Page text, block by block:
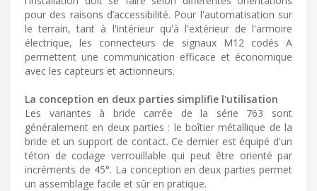
pour des raisons d’accessibilité. Pour l'automatisation sur
le terrain, tant à l'intérieur qu'à l'extérieur de l'armoire
électrique, les connecteurs de signaux M12 codés A
permettent une communication efficace et économique
avec les capteurs et actionneurs.
La conception en deux parties simplifie l'utilisation
Les variantes à bride carrée de la série 763 sont
généralement en deux parties : le boîtier métallique de la
bride et un support de contact. Ce dernier est équipé d'un
téton de codage verrouillable qui peut être orienté par
incréments de 45°. La conception en deux parties permet
un assemblage facile et sûr en pratique.